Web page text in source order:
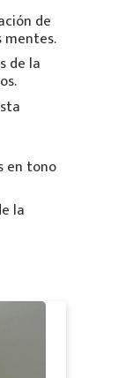
de
mentes.
de la
en tono
la